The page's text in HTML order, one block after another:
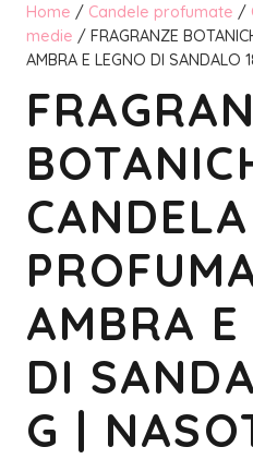
Home / Candele profumate /
medie / FRAGRANZE
AMBRA E LEGNO DI SANDALO
CANDELA
AMBRA E
DI
G |